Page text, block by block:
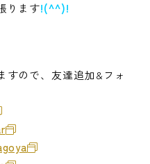
ります!(^^)!
すので、友達追加&フォ